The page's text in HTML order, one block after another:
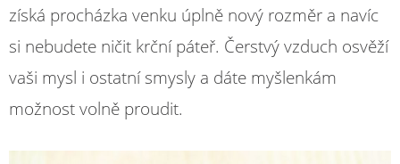
získá procházka venku úplně nový rozměr a navíc
si nebudete ničit krční páteř. Čerstvý vzduch osvěží
vaši mysl i ostatní smysly a dáte myšlenkám
možnost volně proudit.